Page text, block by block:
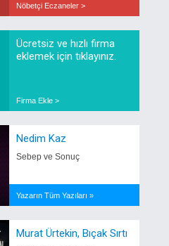
Nöbetçi Eczaneler >
Ücretsiz ve hızlı firma
eklemek için tıklayınız.
Firma Ekle >
Nedim Kaz
Sebep ve Sonuç
Yazarın Tüm Yazıları »
Murat Ürtekin, Bıçak Sırtı